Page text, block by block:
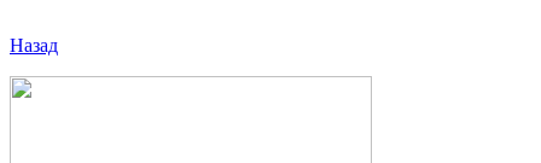
Назад